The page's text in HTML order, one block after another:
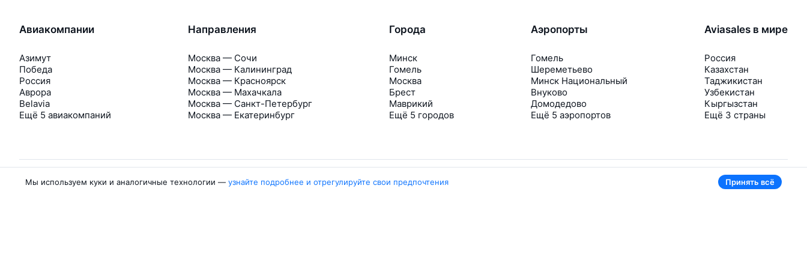
Авиакомпании
Азимут
Победа
Россия
Аврора
Belavia
Ещё 5 авиакомпаний
Направления
Москва — Сочи
Москва — Калининград
Москва — Красноярск
Москва — Махачкала
Москва — Санкт-Петербург
Москва — Екатеринбург
Города
Минск
Гомель
Москва
Брест
Маврикий
Ещё 5 городов
Аэропорты
Гомель
Шереметьево
Минск Национальный
Внуково
Домодедово
Ещё 5 аэропортов
Aviasales в мире
Россия
Казахстан
Таджикистан
Узбекистан
Кыргызстан
Ещё 3 страны
Мы используем куки и аналогичные технологии — узнайте подробнее и отрегулируйте свои предпочтения Принять всё